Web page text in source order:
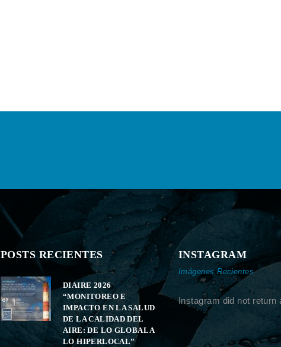
POSTS RECIENTES
DIAIRE 2026
“MONITOREO E
IMPACTO EN LA SALUD
DE LA CALIDAD DEL
AIRE: DE LO GLOBAL A
LO HIPERLOCAL”
INSTAGRAM
Imágenes Recientes
Instagram did not return